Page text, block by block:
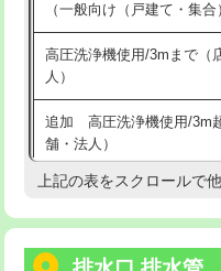
※給水管工事は20mmまで
給水管工事※（保温材使用
め込み）)
給水管工事※（土の掘削・
業)
給水管工事※（塩ビ管（VP
用/3ｍまで)
用（追加）/3ｍ超え)
（一般向け（戸建て・集合
高圧洗浄機使用/3mまで（
人）
追加 高圧洗浄機使用/3m
舗・法人）
高度高圧洗浄換
上記の表をスクロールで